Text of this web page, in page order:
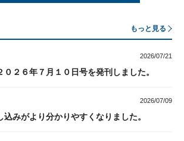
もっと見る
2026/07/21
２６年７月１０日号を発刊しました。
2026/07/09
みがより分かりやすくなりました。